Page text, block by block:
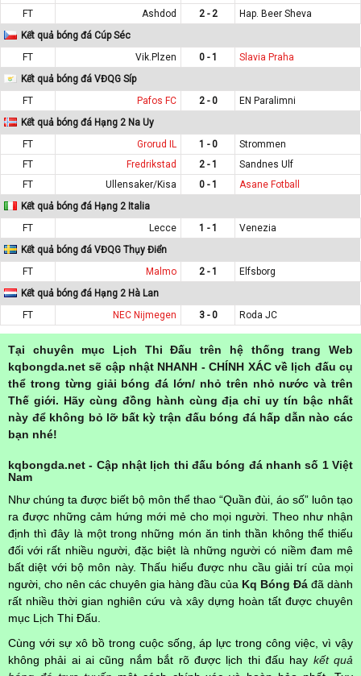
FT
Ashdod 2 - 2
Hap. Beer Sheva
Kết quả bóng đá Cúp Séc
FT
Vik.Plzen 0 - 1
Slavia Praha
Kết quả bóng đá VĐQG Síp
FT
Pafos FC 2 - 0
EN Paralimni
Kết quả bóng đá Hạng 2 Na Uy
FT
Grorud IL 1 - 0
Strommen
FT
Fredrikstad 2 - 1
Sandnes Ulf
FT
Ullensaker/Kisa 0 - 1
Asane Fotball
Kết quả bóng đá Hạng 2 Italia
FT
Lecce 1 - 1
Venezia
Kết quả bóng đá VĐQG Thụy Điển
FT
Malmo 2 - 1
Elfsborg
Kết quả bóng đá Hạng 2 Hà Lan
FT
NEC Nijmegen 3 - 0 Roda JC
Tại chuyên mục Lịch Thi Đấu trên hệ thống trang Web
kqbongda.net sẽ cập nhật NHANH - CHÍNH XÁC về lịch đấu cụ
thể trong từng giải bóng đá lớn/ nhỏ trên nhỏ nước và trên
Thế giới. Hãy cùng đồng hành cùng địa chỉ uy tín bậc nhất
này để không bỏ lỡ bất kỳ trận đấu bóng đá hấp dẫn nào các
bạn nhé!
kqbongda.net - Cập nhật lịch thi đấu bóng đá nhanh số 1 Việt
Nam
Như chúng ta được biết bộ môn thể thao “Quần đùi, áo số” luôn tạo
ra được những cảm hứng mới mẻ cho mọi người. Theo như nhận
định thì đây là một trong những món ăn tinh thần không thể thiếu
đối với rất nhiều người, đặc biệt là những người có niềm đam mê
bất diệt với bộ môn này. Thấu hiểu được nhu cầu giải trí của mọi
người, cho nên các chuyên gia hàng đầu của Kq Bóng Đá đã dành
rất nhiều thời gian nghiên cứu và xây dựng hoàn tất được chuyên
mục Lịch Thi Đấu.
Cùng với sự xô bồ trong cuộc sống, áp lực trong công việc, vì vậy
không phải ai ai cũng nắm bắt rõ được lịch thi đấu hay kết quả